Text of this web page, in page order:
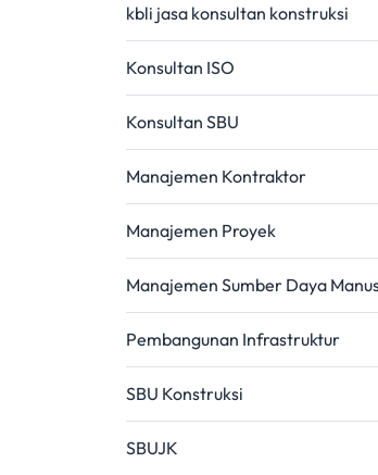
kbli jasa konsultan konstruksi
Konsultan ISO
Konsultan SBU
Manajemen Kontraktor
Manajemen Proyek
Manajemen Sumber Daya
Pembangunan Infrastruktur
SBU Konstruksi
SBUJK